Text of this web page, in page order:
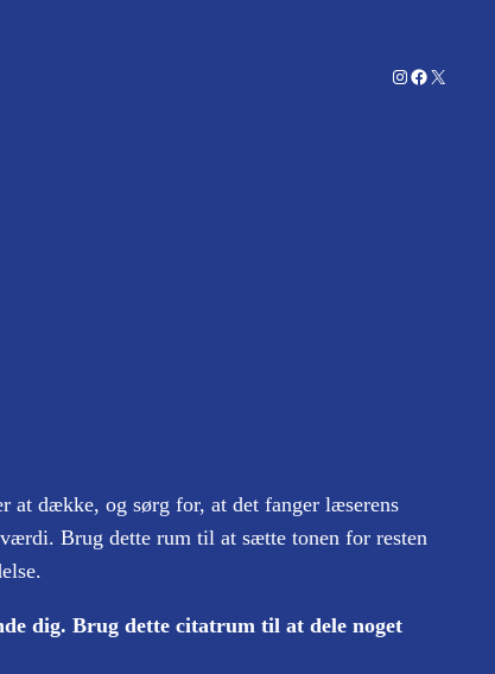
Instagram
Facebook
X
at dække, og sørg for, at det fanger læserens
Brug dette rum til at sætte tonen for resten
dig. Brug dette citatrum til at dele noget